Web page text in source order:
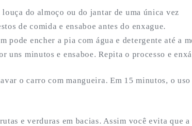
louça do almoço ou do jantar de uma única vez
de comida e ensaboe antes do enxague.
pode encher a pia com água e detergente até a
uns minutos e ensaboe. Repita o processo e
o carro com mangueira. Em 15 minutos, o
e verduras em bacias. Assim você evita que